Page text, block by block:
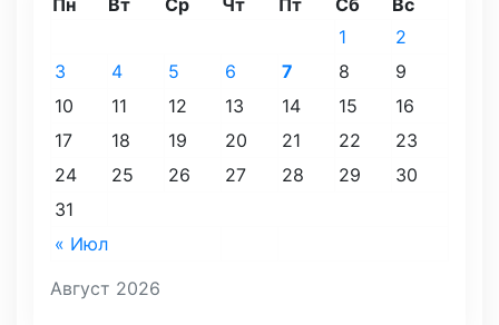
Август 2026
« Июл
1
2
3
4 5 6 7 8
9
10
11 12 13 14 15
16
17
18 19 20 21 22
23
24
25 26 27 28 29
30
31